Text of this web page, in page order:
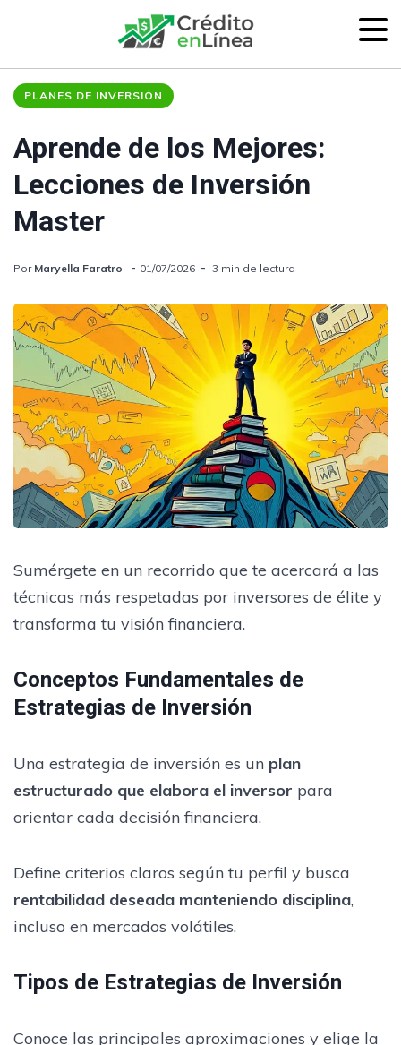
PLANES DE INVERSIÓN
Aprende de los Mejores:
Lecciones de Inversión
Master
Por Maryella Faratro 01/07/2026 3 min de lectura
Sumérgete en un recorrido que te acercará a las
técnicas más respetadas por inversores de élite y
transforma tu visión financiera.
Conceptos Fundamentales de
Estrategias de Inversión
Una estrategia de inversión es un plan
estructurado que elabora el inversor para
orientar cada decisión financiera.
Define criterios claros según tu perfil y busca
rentabilidad deseada manteniendo disciplina,
incluso en mercados volátiles.
Tipos de Estrategias de Inversión
Conoce las principales aproximaciones y elige la